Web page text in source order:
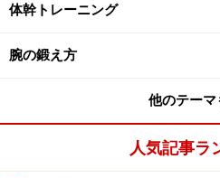
体幹トレーニング
腕の鍛え方
他のテーマ
人気記事ラ